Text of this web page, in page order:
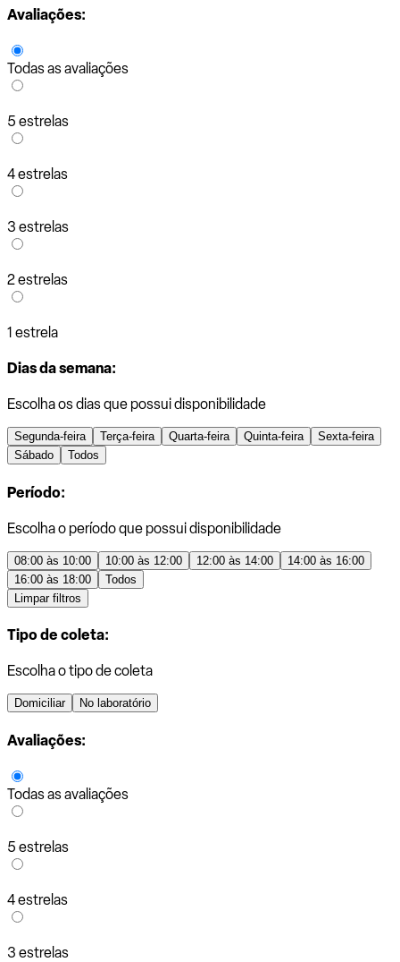
Avaliações:
Todas as avaliações
5 estrelas
4 estrelas
3 estrelas
2 estrelas
1 estrela
Dias da semana:
Escolha os dias que possui disponibilidade
Segunda-feira Terça-feira Quarta-feira Quinta-feira
Sexta-feira
Sábado
Todos
Período:
Escolha o período que possui disponibilidade
08:00 às 10:00 10:00 às 12:00 12:00 às 14:00
14:00 às 16:00
16:00 às 18:00
Todos
Limpar filtros
Tipo de coleta:
Escolha o tipo de coleta
Domiciliar No laboratório
Avaliações:
Todas as avaliações
5 estrelas
4 estrelas
3 estrelas